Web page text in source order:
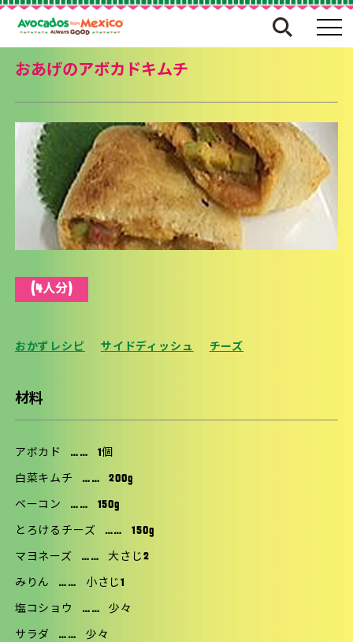
おあげのアボカドキムチ
(4人分)
おかずレシピ サイドディッシュ チーズ
材料
アボカド …… 1個
白菜キムチ …… 200g
ベーコン …… 150g
とろけるチーズ …… 150g
マヨネーズ …… 大さじ2
みりん …… 小さじ1
塩コショウ …… 少々
サラダ …… 少々